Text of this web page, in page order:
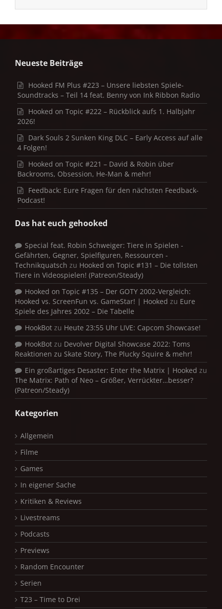
Neueste Beiträge
Hooked FM Plus #223 – Unsere liebsten Spiele-
Soundtracks – Teil 14 feat. Benny von Ink Ribbon Radio
Hooked on Topic #222 – Rückblick aufs 1. Halbjahr
2026!
Dark Souls 2 Sunken King DLC – Early Access auf alle
4 Folgen!
Hooked on Topic #221 – David & Robin über
Backrooms, Obsession, He-Man & mehr!
Feedback: Eure Fragen für den nächsten Feedback-
Podcast!
Das hat euch gehooked
Special feat. Robin Schweiger: Tiere in Spielen -
Gefährten, Gegner, Spielfiguren, Ressourcen -
Technikquatsch zu Hooked on Topic #131 – Die tollsten
Tiere in Videospielen! (Patreon/Steady)
Hooked on Topic #135 – Der GOTY 2002-Vergleich:
Hooked vs. ScreenFun vs. GameStar! | Hooked zu Eure
Spiele des Jahres 2002 – Die Tabelle
HookBot zu Heute 23:55 Uhr LIVE: Capcom Showcase!
HookBot zu Devolver Digital Showcase 2022: Toms
Reaktionen zu Skate Story, The Plucky Squire & mehr!
Ein großartiges Desaster: Enter the Matrix | Hooked zu
The Matrix: Path of Neo – Größer, Verrückter…besser?
(Patreon/Steady)
Kategorien
Allgemein
Filme
Games
In eigener Sache
Kritiken & Reviews
Livestreams
Podcasts
Previews
Random Encounter
Serien
T23 – Time to Drei